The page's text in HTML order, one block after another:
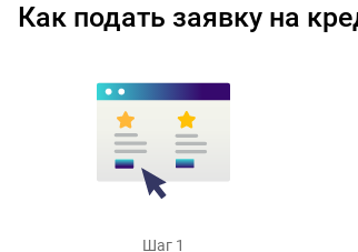
Как подать заявку на
Шаг 1